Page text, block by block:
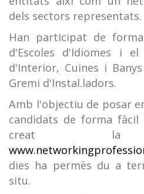
dels sectors representats.
Han participat de
d'Escoles d'Idiomes i
d'Interior, Cuines i
Gremi d'Instal.ladors.
Amb l'objectiu de posar
candidats de forma
creat la
dies ha permès du a
situ.